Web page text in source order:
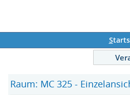
S
Raum: MC 325 -